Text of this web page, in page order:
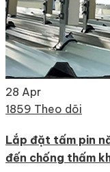
28 Apr
1859 Theo dõi
Lắp đặt tấm pin
đến chống thấm